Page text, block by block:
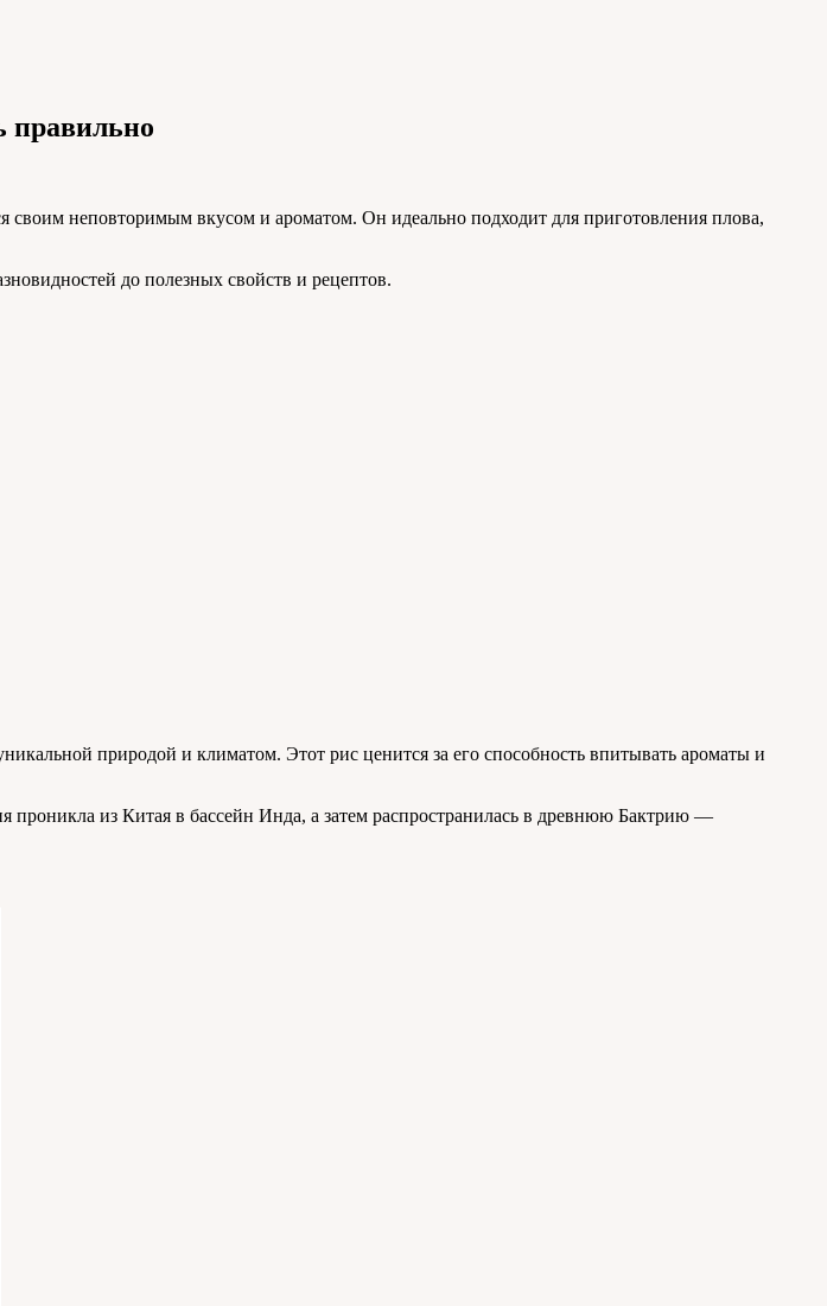
правильно
неповторимым вкусом и ароматом. Он идеально подходит для приготовления плова,
до полезных свойств и рецептов.
природой и климатом. Этот рис ценится за его способность впитывать ароматы и
проникла из Китая в бассейн Инда, а затем распространилась в древнюю Бактрию —